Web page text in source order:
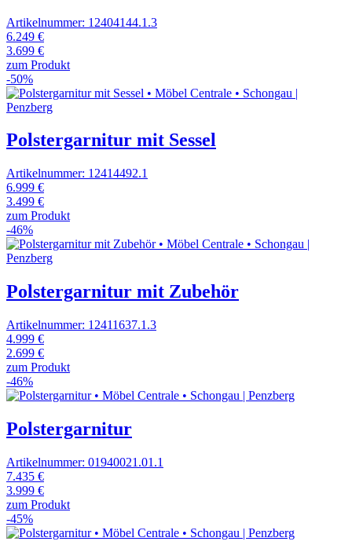
Artikelnummer: 12404144.1.3
6.249 €
3.699 €
zum Produkt
-50%
Polstergarnitur mit Sessel
Artikelnummer: 12414492.1
6.999 €
3.499 €
zum Produkt
-46%
Polstergarnitur mit Zubehör
Artikelnummer: 12411637.1.3
4.999 €
2.699 €
zum Produkt
-46%
Polstergarnitur
Artikelnummer: 01940021.01.1
7.435 €
3.999 €
zum Produkt
-45%